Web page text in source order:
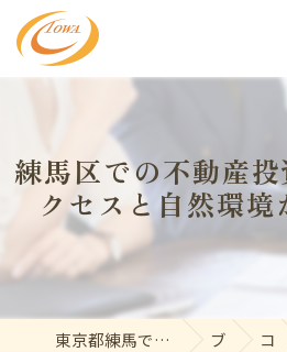
練馬区での不動産
クセスと自然環境
東京都練馬で不動産の求人なら東和開発株式会社 ブログ コラム